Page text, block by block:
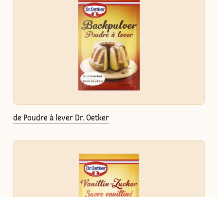
de Poudre à lever Dr. Oetker